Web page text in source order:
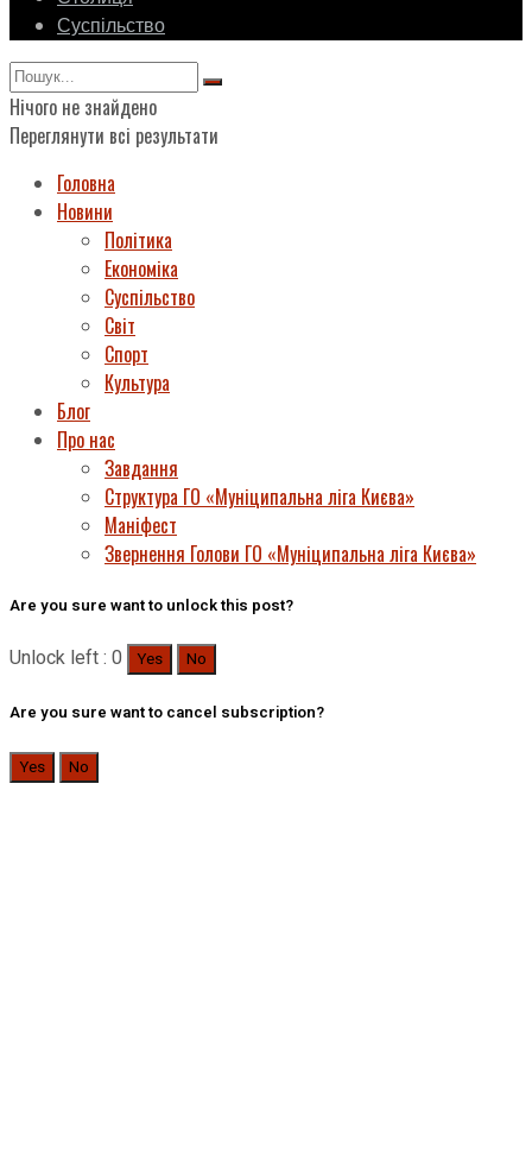
Суспільство
Нічого не знайдено
Переглянути всі результати
Головна
Новини
Політика
Економіка
Суспільство
Світ
Спорт
Культура
Блог
Про нас
Завдання
Структура ГО «Муніципальна ліга Києва»
Маніфест
Звернення Голови ГО «Муніципальна ліга Києва»
Are you sure want to unlock this post?
Unlock left : 0 Yes No
Are you sure want to cancel subscription?
Yes No